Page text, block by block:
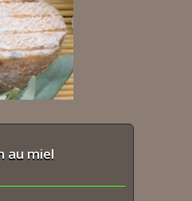
au miel